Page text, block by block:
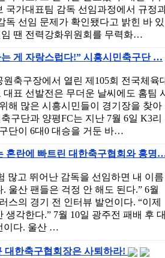
국가대표팀 감독 선임과정에서 규정
독 선임 문제가 확인됐다고 밝힌 바 있
땐 전력강화위원회를 무력화…
게 자랑스럽다!” 시흥시민축구단 …
축구장에서 열린 제105회 전국체육
표 선발전은 무더운 날씨에도 홈팀 시
해 많은 시흥시민들이 경기장을 찾아
구단과 양평FC는 지난 7월 6일 K3리
단이 6대0 대승을 거둔 바…
혼란에 빠트린 대한축구협회와 홍명
많고 뛰어난 감독을 선임하면 내 이름
울산 팬들은 걱정 안 해도 된다.” 6월
스의 경기 전 인터뷰 발언이다. “이제
생각한다.” 7월 10일 광주전 패배 후 대
이다. 울산 …
대한축구협회장은 사퇴하라!